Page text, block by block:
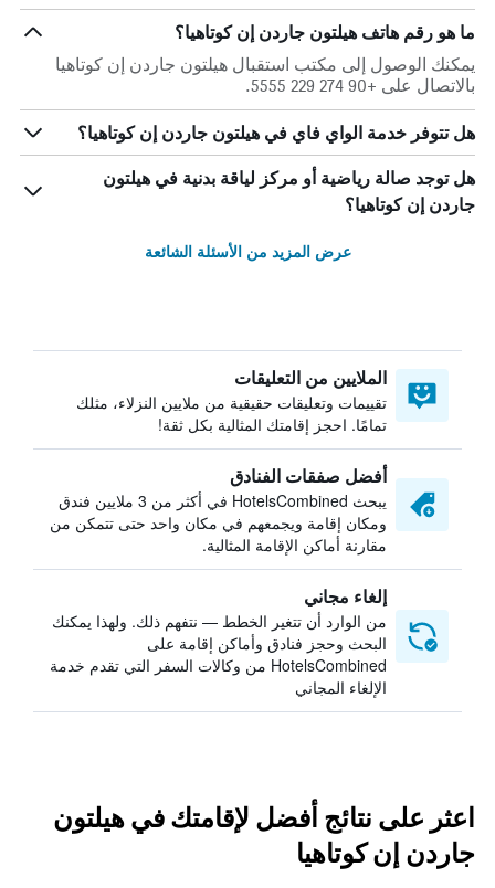
ما هو رقم هاتف هيلتون جاردن إن كوتاهيا؟
يمكنك الوصول إلى مكتب استقبال هيلتون جاردن إن كوتاهيا
بالاتصال على +90 274 229 5555.
هل تتوفر خدمة الواي فاي في هيلتون جاردن إن كوتاهيا؟
هل توجد صالة رياضية أو مركز لياقة بدنية في هيلتون
جاردن إن كوتاهيا؟
عرض المزيد من الأسئلة الشائعة
الملايين من التعليقات
تقييمات وتعليقات حقيقية من ملايين النزلاء، مثلك
تمامًا. احجز إقامتك المثالية بكل ثقة!
أفضل صفقات الفنادق
يبحث HotelsCombined في أكثر من 3 ملايين فندق
ومكان إقامة ويجمعهم في مكان واحد حتى تتمكن من
مقارنة أماكن الإقامة المثالية.
إلغاء مجاني
من الوارد أن تتغير الخطط — نتفهم ذلك. ولهذا يمكنك
البحث وحجز فنادق وأماكن إقامة على
HotelsCombined من وكالات السفر التي تقدم خدمة
الإلغاء المجاني
اعثر على نتائج أفضل لإقامتك في هيلتون
جاردن إن كوتاهيا